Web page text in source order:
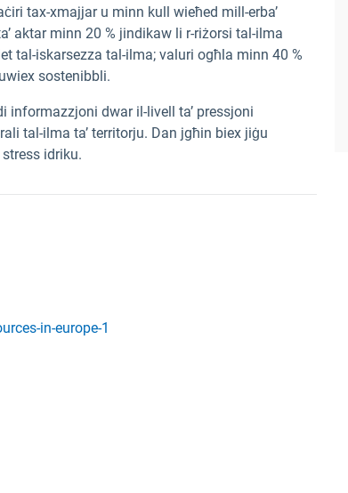
tax-xmajjar u minn kull wieħed mill-erba’
aktar minn 20 % jindikaw li r-riżorsi tal-ilma
tal-iskarsezza tal-ilma; valuri ogħla minn 40 %
sostenibbli.
informazzjoni dwar il-livell ta’ pressjoni
tal-ilma ta’ territorju. Dan jgħin biex jiġu
idriku.
in-europe-1